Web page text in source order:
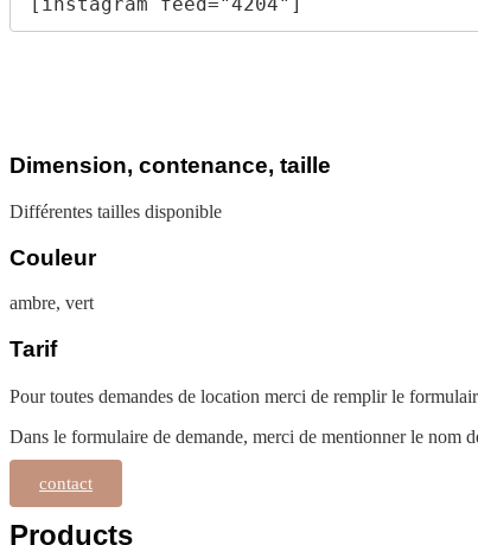
Dimension, contenance, taille
Différentes tailles disponible
Couleur
ambre, vert
Tarif
Pour toutes demandes de location merci de remplir le
Dans le formulaire de demande, merci de mentionner le nom
contact
Products